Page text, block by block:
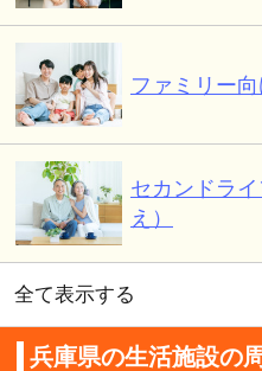
ファミリー向
セカンドラ
え）
全て表示する
兵庫県の生活施設の